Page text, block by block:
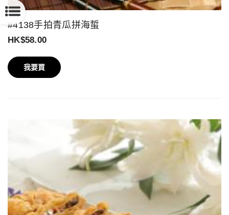
#4138手拍青瓜拼海蜇
HK$58.00
我要買